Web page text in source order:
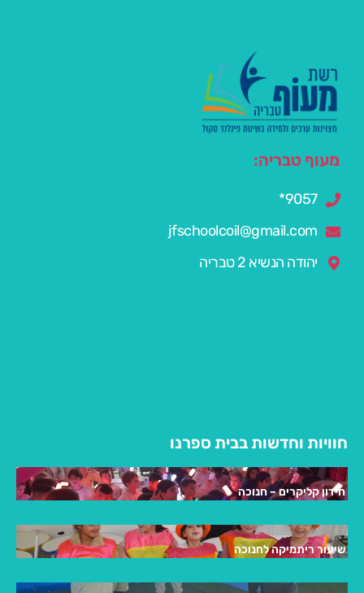
מעוף טבריה:
9057*
jfschoolcoil@gmail.com
יהודה הנשיא 2 טבריה
חוויות וחדשות בבית ספרנו
חידון קליקרים – חנוכה
שיעור ריתמיקה לחנוכה